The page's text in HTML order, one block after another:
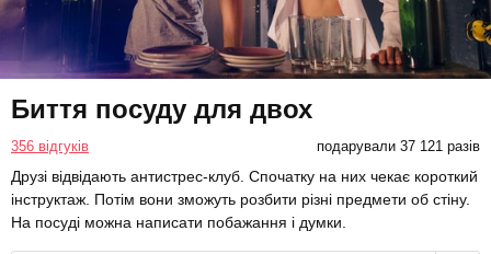
Биття посуду для двох
356 відгуків подарували 37 121 разів
Друзі відвідають антистрес-клуб. Спочатку на них чекає короткий
інструктаж. Потім вони зможуть розбити різні предмети об стіну.
На посуді можна написати побажання і думки.